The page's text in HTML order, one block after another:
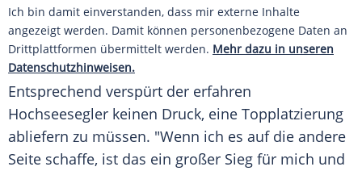
Ich bin damit einverstanden, dass mir externe Inhalte
angezeigt werden. Damit können personenbezogene Daten an
Drittplattformen übermittelt werden. Mehr dazu in unseren
Datenschutzhinweisen.
Entsprechend verspürt der erfahren
Hochseesegler keinen Druck, eine Topplatzierung
abliefern zu müssen. "Wenn ich es auf die andere
Seite schaffe, ist das ein großer Sieg für mich und